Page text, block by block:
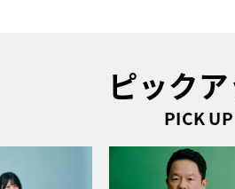
ピック
PICK UP